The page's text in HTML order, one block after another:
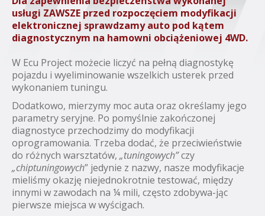
usługi ZAWSZE przed rozpoczęciem modyfikacji
elektronicznej sprawdzamy auto pod kątem
diagnostycznym na hamowni obciążeniowej 4WD.
W Ecu Project możecie liczyć na pełną diagnostykę
pojazdu i wyeliminowanie wszelkich usterek przed
wykonaniem tuningu.
Dodatkowo, mierzymy moc auta oraz określamy jego
parametry seryjne. Po pomyślnie zakończonej
diagnostyce przechodzimy do modyfikacji
oprogramowania. Trzeba dodać, że przeciwieństwie
do różnych warsztatów, „tuningowych”czy
„chiptuningowych” jedynie z nazwy, nasze modyfikacje
mieliśmy okazję niejednokrotnie testować, między
innymi w zawodach na ¼ mili, często zdobywa-jąc
pierwsze miejsca w wyścigach.